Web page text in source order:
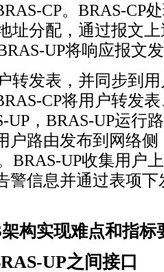
CP。BRAS-CP
址分配，通过报文
UP将响应报文
转发表，并同步到
CP将用户转发
UP，BRAS-UP运行
户路由发布到网络
BRAS-UP收集用户
警信息并通过表项
构实现难点和指标
UP之间接口